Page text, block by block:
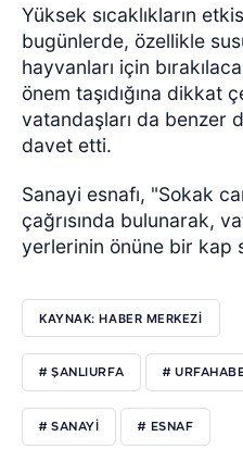
Yüksek sıcaklıkların
bugünlerde, özellikle
hayvanları için
önem taşıdığına dikkat
vatandaşları da benzer
davet etti.
Sanayi esnafı, "Sokak
çağrısında bulunarak,
yerlerinin önüne bir kap
KAYNAK: HABER MERKEZI
# ŞANLIURFA #
# SANAYİ # ESNAF